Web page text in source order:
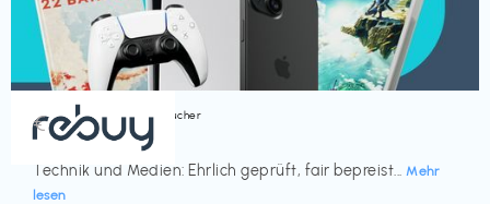
Bücher, Magazine & Hörbücher
rebuy
Technik und Medien: Ehrlich geprüft, fair bepreist... Mehr
lesen
€‎